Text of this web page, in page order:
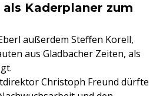
Kaderplaner zum
außerdem Steffen Korell,
aus Gladbacher Zeiten, als
Christoph Freund dürfte